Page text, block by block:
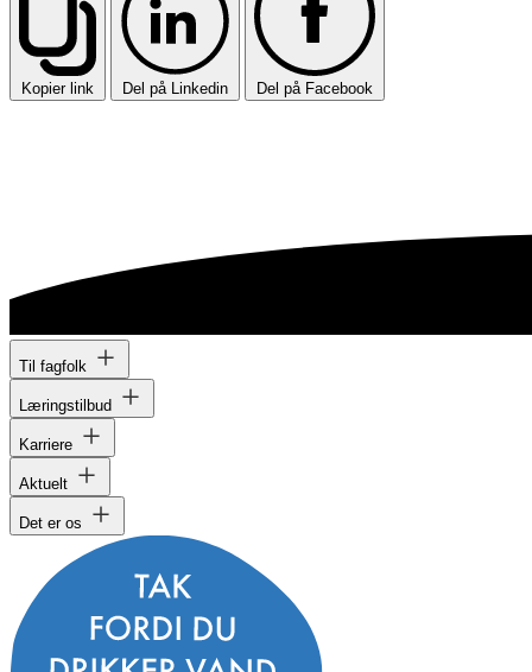
Kopier link Del på Linkedin Del på Facebook
Til fagfolk
Læringstilbud
Karriere
Aktuelt
Det er os